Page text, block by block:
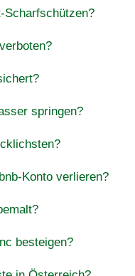
Scharfschützen?
springen?
Konto verlieren?
besteigen?